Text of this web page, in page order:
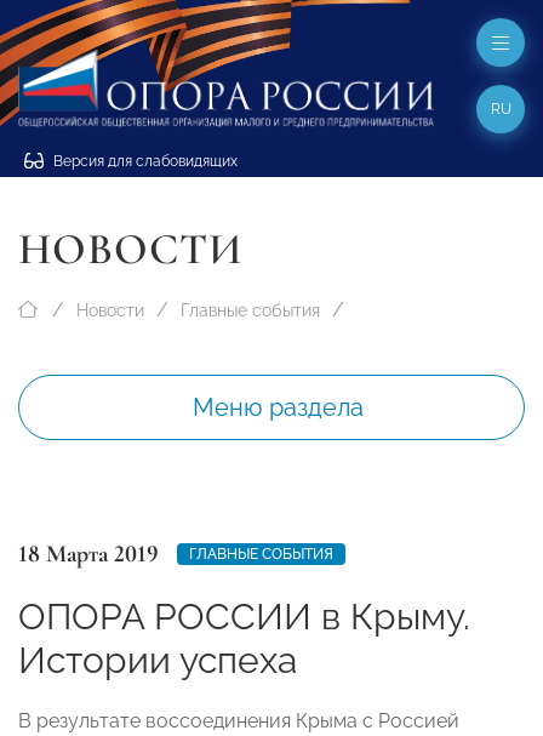
Версия для слабовидящих
RU
НОВОСТИ
Новости Главные события
Меню раздела
18 Марта 2019 ГЛАВНЫЕ СОБЫТИЯ
ОПОРА РОССИИ в Крыму.
Истории успеха
В результате воссоединения Крыма с Россией